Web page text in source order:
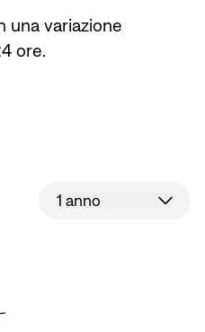
una variazione
ore.
1 anno